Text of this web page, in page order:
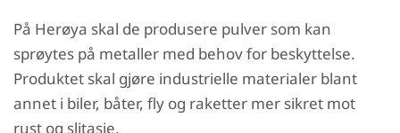
På Herøya skal de produsere pulver som kan
sprøytes på metaller med behov for beskyttelse.
Produktet skal gjøre industrielle materialer blant
annet i biler, båter, fly og raketter mer sikret mot
rust og slitasje.